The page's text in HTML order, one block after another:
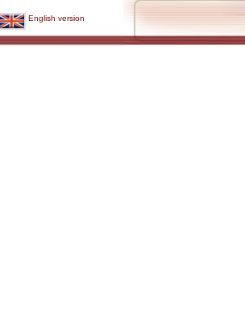
English version